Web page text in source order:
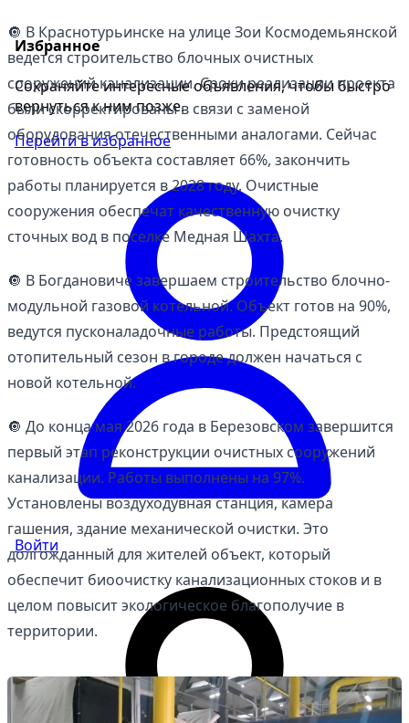
Избранное
Сохраняйте интересные объявления, чтобы быстро
вернуться к ним позже.
Перейти в избранное
Войти
🔘 В Краснотурьинске на улице Зои Космодемьянской
ведется строительство блочных очистных
сооружений канализации. Сроки реализации проекта
были скорректированы в связи с заменой
оборудования отечественными аналогами. Сейчас
готовность объекта составляет 66%, закончить
работы планируется в 2028 году. Очистные
сооружения обеспечат качественную очистку
сточных вод в поселке Медная Шахта.
🔘 В Богдановиче завершаем строительство блочно-
модульной газовой котельной. Объект готов на 90%,
ведутся пусконаладочные работы. Предстоящий
отопительный сезон в городе должен начаться с
новой котельной.
🔘 До конца мая 2026 года в Березовском завершится
первый этап реконструкции очистных сооружений
канализации. Работы выполнены на 97%.
Установлены воздуходувная станция, камера
гашения, здание механической очистки. Это
долгожданный для жителей объект, который
обеспечит биоочистку канализационных стоков и в
целом повысит экологическое благополучие в
территории.